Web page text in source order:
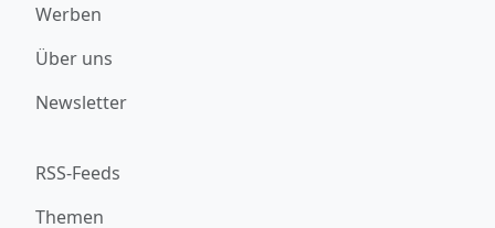
Werben
Über uns
Newsletter
RSS-Feeds
Themen